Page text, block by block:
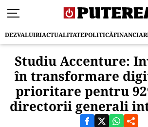
DEZVALUIRIACTUALITATEPOLITICĂFINANCIAR
Studiu Accenture:
în transformare
prioritare pentru
directorii generali